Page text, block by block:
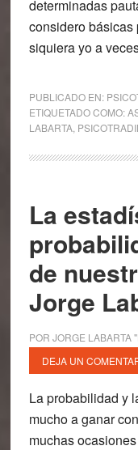
determinadas
considero básicas
siquiera yo a
PUBLICADO EN:
ETIQUETADO COMO:
LABARTA,
La
de
Jorge
POR JORGE LABARTA
DEJA UN
La probabilidad y
mucho a ganar
muchas